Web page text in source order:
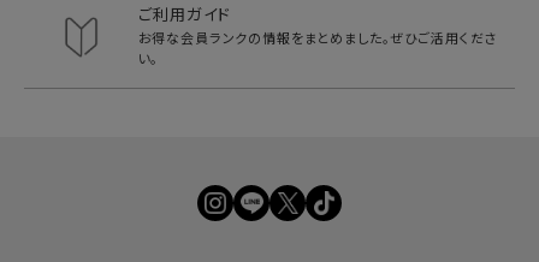
ご利用ガイド
お得な会員ランクの情報をまとめました。ぜひご活用くださ
い。